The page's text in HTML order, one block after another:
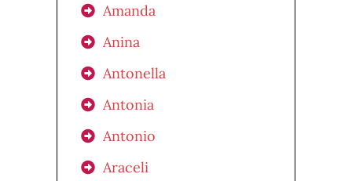
Amanda
Anina
Antonella
Antonia
Antonio
Araceli